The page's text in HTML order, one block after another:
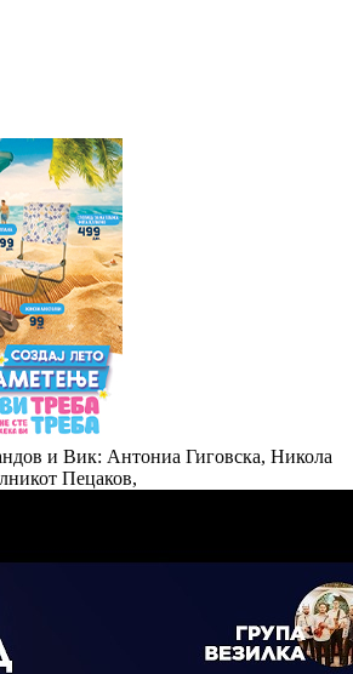
и Вик: Антониа Гиговска, Никола
Пецаков,